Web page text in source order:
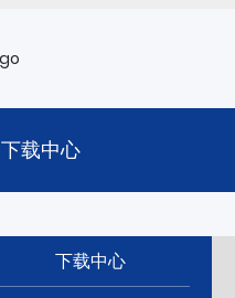
下载中心
下载中心